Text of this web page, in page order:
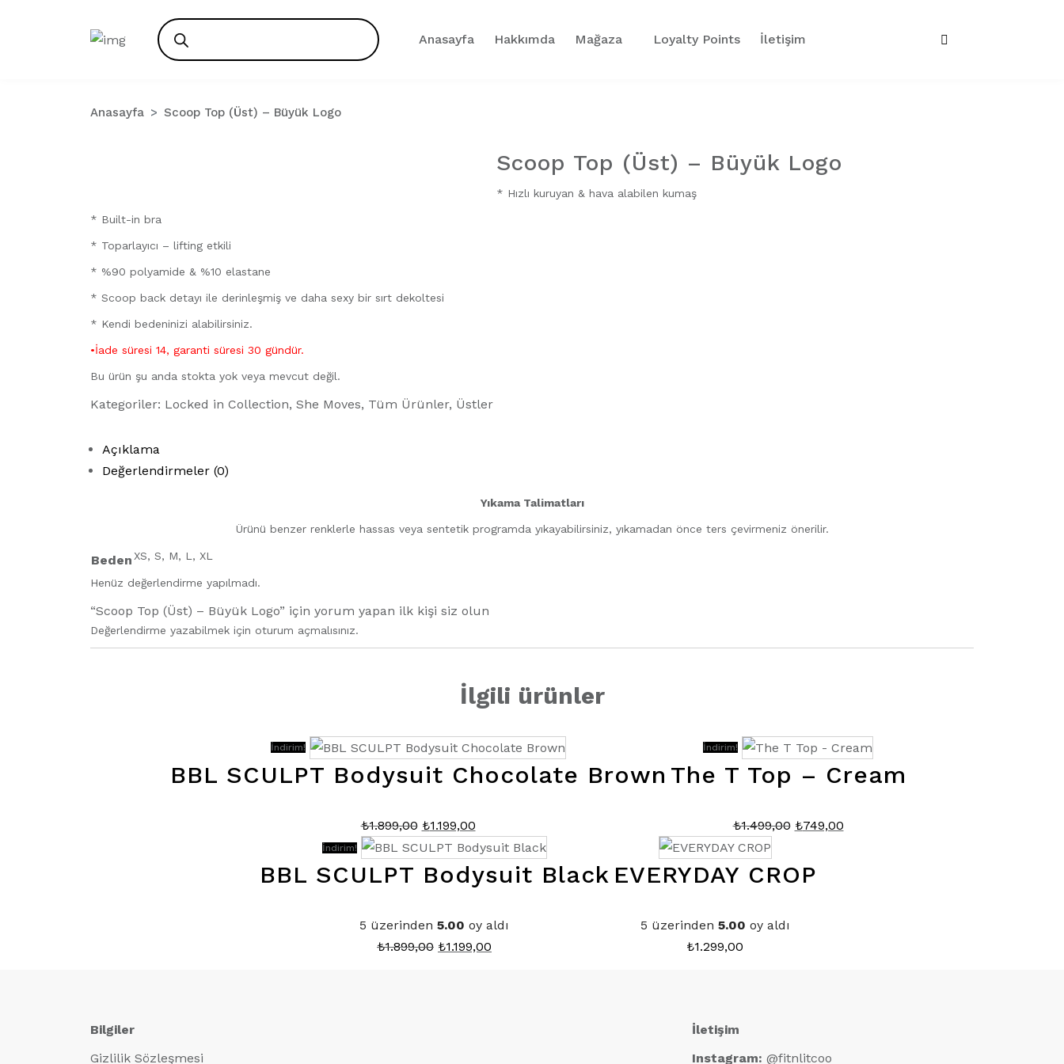
Products
search
Anasayfa Hakkımda Mağaza Loyalty Points İletişim
Anasayfa Scoop Top (Üst) – Büyük Logo
Zoom
Scoop Top (Üst) – Büyük Logo
* Hızlı kuruyan & hava alabilen kumaş
* Built-in bra
* Toparlayıcı – lifting etkili
* %90 polyamide & %10 elastane
* Scoop back detayı ile derinleşmiş ve daha sexy bir sırt dekoltesi
* Kendi bedeninizi alabilirsiniz.
•İade süresi 14, garanti süresi 30 gündür.
Bu ürün şu anda stokta yok veya mevcut değil.
Kategoriler: Locked in Collection, She Moves, Tüm Ürünler, Üstler
Açıklama
Değerlendirmeler (0)
Yıkama Talimatları
Ürünü benzer renklerle hassas veya sentetik programda yıkayabilirsiniz, yıkamadan önce ters çevirmeniz önerilir.
Beden XS, S, M, L, XL
Henüz değerlendirme yapılmadı.
“Scoop Top (Üst) – Büyük Logo” için yorum yapan ilk kişi siz olun
Değerlendirme yazabilmek için oturum açmalısınız.
İlgili ürünler
İndirim!
BBL SCULPT Bodysuit Chocolate Brown
₺1.899,00 Orijinal
fiyat:
₺1.899,00.
₺1.199,00Şu
andaki
₺1.199,00.
İndirim!
The T Top – Cream
₺1.499,00 Orijinal
₺1.499,00.
₺749,00Şu
İndirim!
BBL SCULPT Bodysuit Black
5 üzerinden 5.00 oy aldı
₺1.899,00 Orijinal
₺1.199,00
EVERYDAY CROP
5 üzerinden 5.00 oy aldı
₺1.299,00
Bilgiler
Gizlilik Sözleşmesi
İletişim
Instagram: @fitnlitcoo